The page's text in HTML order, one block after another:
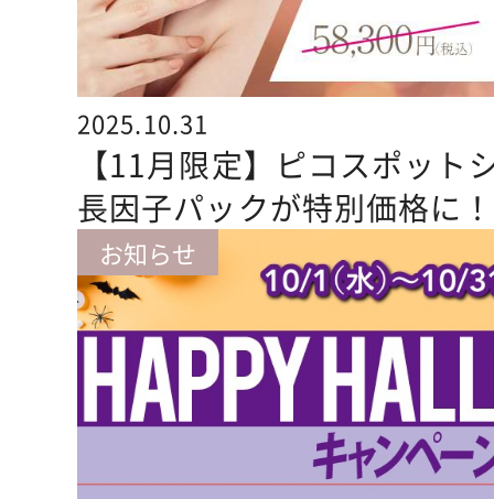
2025.10.31
【11月限定】ピコスポット
長因子パックが特別価格に！
お知らせ